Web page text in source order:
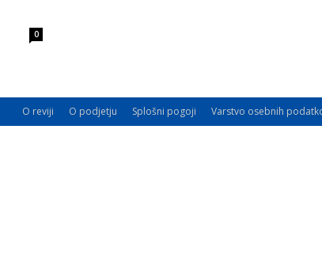
0
O reviji O podjetju Splošni pogoji Varstvo osebnih